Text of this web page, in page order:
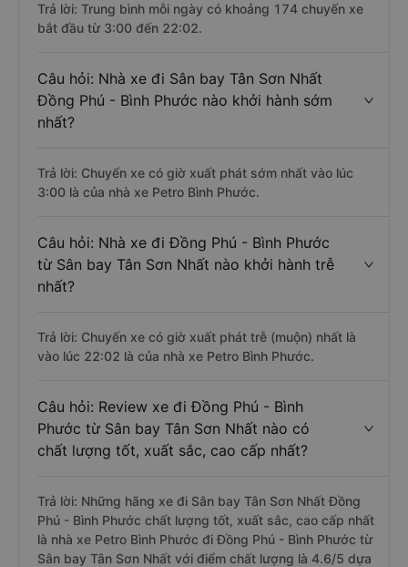
Trả lời: Trung bình mỗi ngày có khoảng 174 chuyến xe
bắt đầu từ 3:00 đến 22:02.
Câu hỏi: Nhà xe đi Sân bay Tân Sơn Nhất
Đồng Phú - Bình Phước nào khởi hành sớm
nhất?
Trả lời: Chuyến xe có giờ xuất phát sớm nhất vào lúc
3:00 là của nhà xe Petro Bình Phước.
Câu hỏi: Nhà xe đi Đồng Phú - Bình Phước
từ Sân bay Tân Sơn Nhất nào khởi hành trễ
nhất?
Trả lời: Chuyến xe có giờ xuất phát trễ (muộn) nhất là
vào lúc 22:02 là của nhà xe Petro Bình Phước.
Câu hỏi: Review xe đi Đồng Phú - Bình
Phước từ Sân bay Tân Sơn Nhất nào có
chất lượng tốt, xuất sắc, cao cấp nhất?
Trả lời: Những hãng xe đi Sân bay Tân Sơn Nhất Đồng
Phú - Bình Phước chất lượng tốt, xuất sắc, cao cấp nhất
là nhà xe Petro Bình Phước đi Đồng Phú - Bình Phước từ
Sân bay Tân Sơn Nhất với điểm chất lượng là 4.6/5 dựa